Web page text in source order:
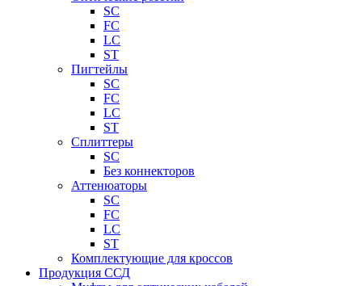
SC
FC
LC
ST
Пигтейлы
SC
FC
LC
ST
Сплиттеры
SC
Без коннекторов
Аттенюаторы
SC
FC
LC
ST
Комплектующие для кроссов
Продукция ССД